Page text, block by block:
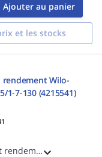
Ajouter au panier
et les stocks
Wilo-
1-7-130 (4215541)
Circulateur à haut rendement Wilo-Varios PICO-STG 25/1-7-130 à rotor noyé, à variation électronique intégré pour chauffages à eau chaude, climatisation, circuits primaires dans les installations solaires et géothermiques. (4215541)